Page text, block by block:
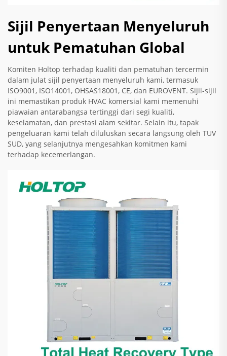
Sijil Penyertaan Menyeluruh
untuk Pematuhan Global
Komiten Holtop terhadap kualiti dan pematuhan tercermin
dalam julat sijil penyertaan menyeluruh kami, termasuk
ISO9001, ISO14001, OHSAS18001, CE, dan EUROVENT. Sijil-sijil
ini memastikan produk HVAC komersial kami memenuhi
piawaian antarabangsa tertinggi dari segi kualiti,
keselamatan, dan prestasi alam sekitar. Selain itu, tapak
pengeluaran kami telah diluluskan secara langsung oleh TUV
SUD, yang selanjutnya mengesahkan komitmen kami
terhadap kecemerlangan.